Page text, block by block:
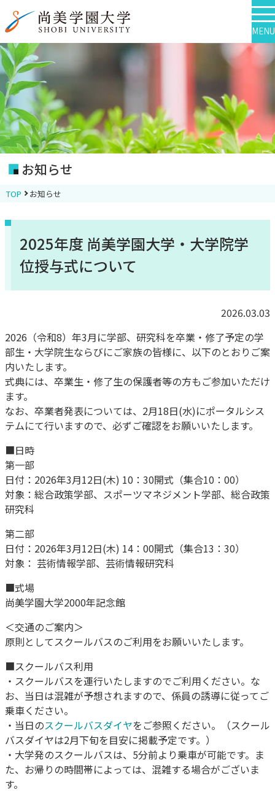
MENU
お知らせ
TOP お知らせ
2025年度 尚美学園大学・大学院学
位授与式について
2026.03.03
2026（令和8）年3月に学部、研究科を卒業・修了予定の学
部生・大学院生ならびにご家族の皆様に、以下のとおりご案
内いたします。
式典には、卒業生・修了生の保護者等の方もご参加いただけ
ます。
なお、卒業者発表については、2月18日(水)にポータルシス
テムにて行いますので、必ずご確認をお願いいたします。
■日時
第一部
日付：2026年3月12日(木) 10：30開式（集合10：00）
対象：総合政策学部、スポーツマネジメント学部、総合政策
研究科
第二部
日付：2026年3月12日(木) 14：00開式（集合13：30）
対象： 芸術情報学部、芸術情報研究科
■式場
尚美学園大学2000年記念館
＜交通のご案内＞
原則としてスクールバスのご利用をお願いいたします。
■スクールバス利用
・スクールバスを運行いたしますのでご利用ください。な
お、当日は混雑が予想されますので、係員の誘導に従ってご
乗車ください。
・当日のスクールバスダイヤをご参照ください。（スクール
バスダイヤは2月下旬を目安に掲載予定です。）
・大学発のスクールバスは、5分前より乗車が可能です。ま
た、お帰りの時間帯によっては、混雑する場合がございま
す。